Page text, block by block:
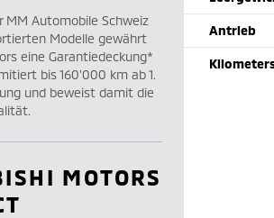
Antrieb
MM Automobile Schweiz
Modelle gewährt
eine Garantiedeckung*
bis 160’000 km ab 1.
und beweist damit die
MOTORS